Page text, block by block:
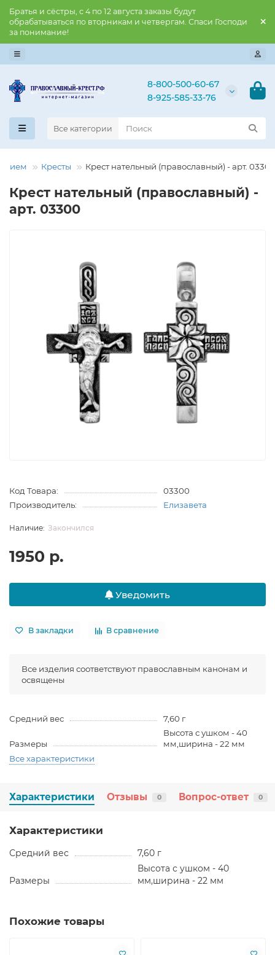
Братья и сёстры, с 4 по 12 августа заказы будут
обрабатываться по вторникам и четвергам. Спаси Господи
за понимание!
8-800-500-60-67
8-925-585-33-76
Все категории
Кресты Крест нательный (православный) - арт. 03300
Крест нательный (православный) -
арт. 03300
Код Товара:
03300
Производитель:
Елизавета
Закончился
1950 р.
Уведомить
В закладки В сравнение
Все изделия соответствуют православным канонам и
освящены
Средний вес 7,60 г
Размеры
Высота с ушком - 40
мм,ширина - 22 мм
Все характеристики
Характеристики Отзывы 0 Вопрос-ответ 0
Характеристики
Средний вес 7,60 г
Размеры
Высота с ушком - 40
мм,ширина - 22 мм
Похожие товары